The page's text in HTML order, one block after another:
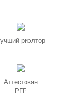
риэлтор
Аттестован
РГР